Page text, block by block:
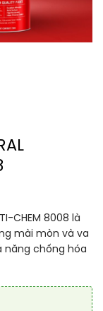
CHEM 8008 là
mài mòn và va
năng chống hóa